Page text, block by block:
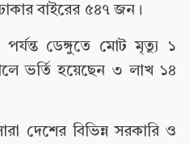
বাইরের ৫৪৭ জন।
ডেঙ্গুতে মোট মৃত্যু ১
ভর্তি হয়েছেন ৩ লাখ ১৪
দেশের বিভিন্ন সরকারি ও